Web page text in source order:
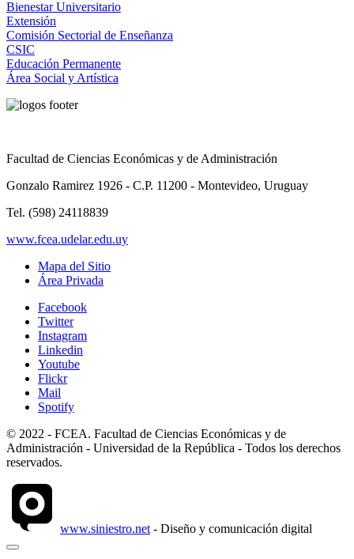
Bienestar Universitario
Extensión
Comisión Sectorial de Enseñanza
CSIC
Educación Permanente
Área Social y Artística
Facultad de Ciencias Económicas y de Administración
Gonzalo Ramirez 1926 - C.P. 11200 - Montevideo, Uruguay
Tel. (598) 24118839
www.fcea.udelar.edu.uy
Mapa del Sitio
Área Privada
Facebook
Twitter
Instagram
Linkedin
Youtube
Flickr
Mail
Spotify
© 2022 - FCEA. Facultad de Ciencias Económicas y de
Administración - Universidad de la República - Todos los derechos
reservados.
www.siniestro.net - Diseño y comunicación digital